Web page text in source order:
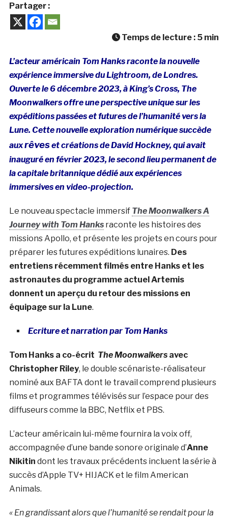
Partager :
Temps de lecture : 5 min
L’acteur américain Tom Hanks raconte la nouvelle
expérience immersive du Lightroom, de Londres.
Ouverte le 6 décembre 2023, à King’s Cross, The
Moonwalkers offre une perspective unique sur les
expéditions passées et futures de l’humanité vers la
Lune. Cette nouvelle exploration numérique succède
auxrêveset créations de David Hockney, qui avait
inauguré en février 2023, le second lieu permanent de
la capitale britannique dédié aux expériences
immersives en video-projection.
Le nouveau spectacle immersif The Moonwalkers A
Journey with Tom Hanksraconte les histoires des
missions Apollo, et présente les projets en cours pour
préparer les futures expéditions lunaires. Des
entretiens récemment filmés entre Hanks et les
astronautes du programme actuel Artemis
donnent un aperçu du retour des missions en
équipage sur la Lune.
Ecriture et narration par Tom Hanks
Tom Hanks a co-écrit The Moonwalkersavec
Christopher Riley, le double scénariste-réalisateur
nominé aux BAFTA dont le travail comprend plusieurs
films et programmes télévisés sur l’espace pour des
diffuseurs comme la BBC, Netflix et PBS.
L’acteur américain lui-même fournira la voix off,
accompagnée d’une bande sonore originale d’Anne
Nikitin dont les travaux précédents incluent la série à
succès d’Apple TV+ HIJACK et le film American
Animals.
« En grandissant alors que l’humanité se rendait pour la